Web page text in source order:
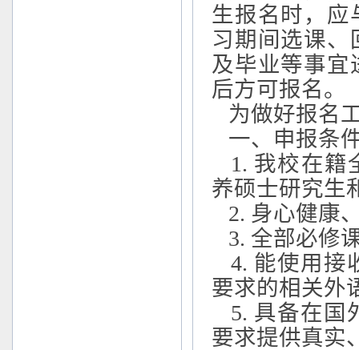
生报名时，应
习期间选课
及毕业等事宜
后方可报名。
为做好报名
一、申报条
1 . 我校在籍
养硕士研究生
2. 身心健康
3. 全部必修
4. 能使用接
要求的相关外
5. 具备在国
要求提供真实